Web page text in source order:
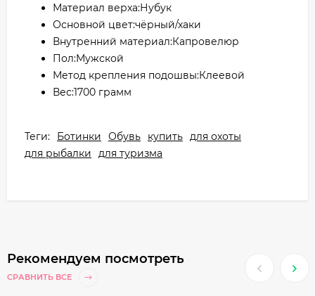
Материал верха:Нубук
Основной цвет:чёрный/хаки
Внутренний материал:Капровелюр
Пол:Мужской
Метод крепления подошвы:Клеевой
Вес:1700 грамм
Теги: Ботинки Обувь купить для охоты
для рыбалки
для туризма
Рекомендуем посмотреть
СРАВНИТЬ ВСЕ